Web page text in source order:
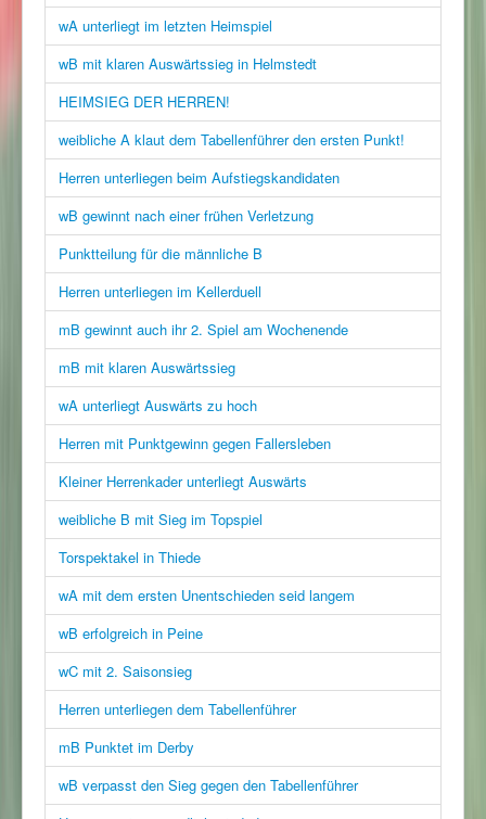
wA unterliegt im letzten Heimspiel
wB mit klaren Auswärtssieg in Helmstedt
HEIMSIEG DER HERREN!
weibliche A klaut dem Tabellenführer den ersten Punkt!
Herren unterliegen beim Aufstiegskandidaten
wB gewinnt nach einer frühen Verletzung
Punktteilung für die männliche B
Herren unterliegen im Kellerduell
mB gewinnt auch ihr 2. Spiel am Wochenende
mB mit klaren Auswärtssieg
wA unterliegt Auswärts zu hoch
Herren mit Punktgewinn gegen Fallersleben
Kleiner Herrenkader unterliegt Auswärts
weibliche B mit Sieg im Topspiel
Torspektakel in Thiede
wA mit dem ersten Unentschieden seid langem
wB erfolgreich in Peine
wC mit 2. Saisonsieg
Herren unterliegen dem Tabellenführer
mB Punktet im Derby
wB verpasst den Sieg gegen den Tabellenführer